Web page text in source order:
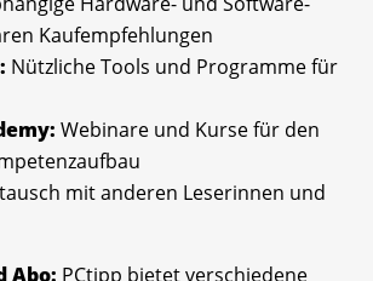
Kaufempfehlungen
Nützliche Tools und Programme für
Webinare und Kurse für den
mit anderen Leserinnen und
Abo: PCtipp bietet verschiedene